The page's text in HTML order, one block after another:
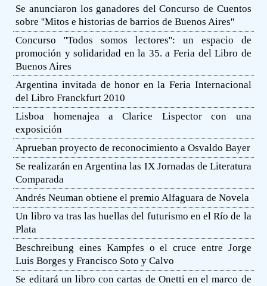
Se anunciaron los ganadores del Concurso de Cuentos
sobre ''Mitos e historias de barrios de Buenos Aires''
Concurso ''Todos somos lectores'': un espacio de
promoción y solidaridad en la 35. a Feria del Libro de
Buenos Aires
Argentina invitada de honor en la Feria Internacional
del Libro Franckfurt 2010
Lisboa homenajea a Clarice Lispector con una
exposición
Aprueban proyecto de reconocimiento a Osvaldo Bayer
Se realizarán en Argentina las IX Jornadas de Literatura
Comparada
Andrés Neuman obtiene el premio Alfaguara de Novela
Un libro va tras las huellas del futurismo en el Río de la
Plata
Beschreibung eines Kampfes o el cruce entre Jorge
Luis Borges y Francisco Soto y Calvo
Se editará un libro con cartas de Onetti en el marco de